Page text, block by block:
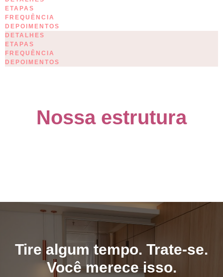
ETAPAS
FREQUÊNCIA
DEPOIMENTOS
DETALHES
ETAPAS
FREQUÊNCIA
DEPOIMENTOS
Nossa estrutura
Tire algum tempo. Trate-se.
Você merece isso.